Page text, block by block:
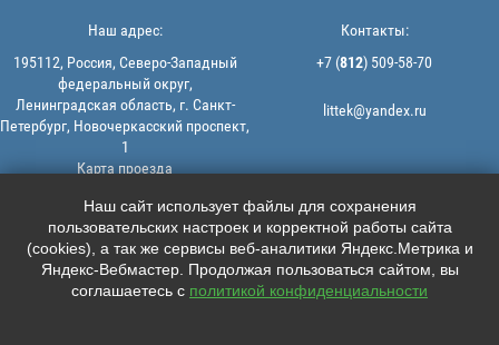
© 2013-2026 | ООО "ЛИТТЕК" -
производство и продажа РТИ
ИНН: 7806523560 | ОГРН:
1147847126162
Политика конфиденциальности |
Пользовательское соглашение
Наш адрес:
195112, Россия, Северо-Западный
федеральный округ,
Ленинградская область, г. Санкт-
Петербург, Новочеркасский проспект,
1
Карта проезда
Контакты:
+7 (812) 509-58-70
littek@yandex.ru
Мы в соцсетях:
    
Наш сайт использует файлы для сохранения
пользовательских настроек и корректной работы сайта
(cookies), а так же сервисы веб-аналитики Яндекс.Метрика и
Яндекс-Вебмастер. Продолжая пользоваться сайтом, вы
соглашаетесь с политикой конфиденциальности